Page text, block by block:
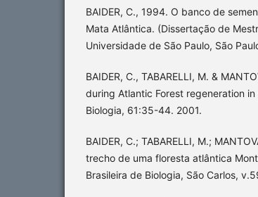
BAIDER, C., 1994. O banco de
Mata Atlântica. (Dissertação de
Universidade de São Paulo, São
BAIDER, C., TABARELLI, M. &
during Atlantic Forest regeneration
Biologia, 61:35-44. 2001.
BAIDER, C.; TABARELLI, M.;
trecho de uma floresta atlântica
Brasileira de Biologia, São Carlos,